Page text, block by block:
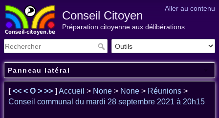
Aller au contenu
Conseil Citoyen
Préparation citoyenne aux délibérations
Panneau latéral
[<< < O > >> ] Accueil > None > None > Réunions >
Conseil communal du mardi 28 septembre 2021 à 20h15